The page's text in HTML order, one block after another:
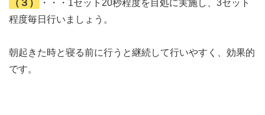
（３）
・・・1セット20秒程度を目処に実施し、3セット
程度毎日行いましょう。
朝起きた時と寝る前に行うと継続して行いやすく、効果的
です。